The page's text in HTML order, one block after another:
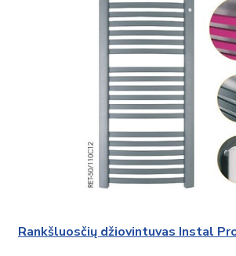
Rankšluosčių džiovintuvas Instal